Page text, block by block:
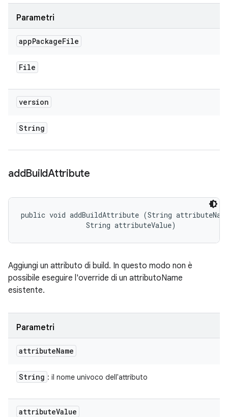
Parametri
appPackageFile
File
version
String
addBuildAttribute
public void addBuildAttribute (String
                String attributeValue)
Aggiungi un attributo di build. In questo modo non è
possibile eseguire l'override di un attributoName
esistente.
Parametri
attributeName
String : il nome univoco dell'attributo
attributeValue